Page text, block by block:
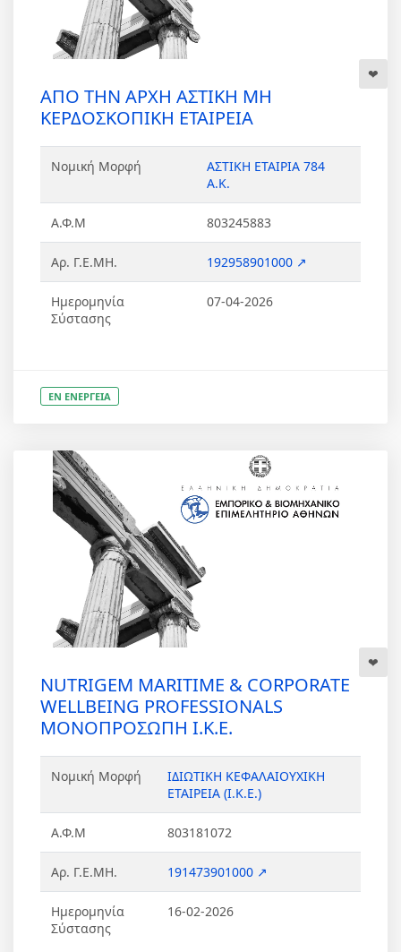
ΑΠΟ ΤΗΝ ΑΡΧΗ ΑΣΤΙΚΗ ΜΗ
ΚΕΡΔΟΣΚΟΠΙΚΗ ΕΤΑΙΡΕΙΑ
Νομική Μορφή
ΑΣΤΙΚΗ ΕΤΑΙΡΙΑ 784
Α.Κ.
Α.Φ.Μ 803245883
Αρ. Γ.Ε.ΜΗ. 192958901000 ↗
Ημερομηνία
Σύστασης
07-04-2026
ΕΝ ΕΝΕΡΓΕΙΑ
NUTRIGEM MARITIME & CORPORATE
WELLBEING PROFESSIONALS
ΜΟΝΟΠΡΟΣΩΠΗ Ι.Κ.Ε.
Νομική Μορφή
ΙΔΙΩΤΙΚΗ ΚΕΦΑΛΑΙΟΥΧΙΚΗ
ΕΤΑΙΡΕΙΑ (Ι.Κ.Ε.)
Α.Φ.Μ 803181072
Αρ. Γ.Ε.ΜΗ. 191473901000 ↗
Ημερομηνία
Σύστασης
16-02-2026